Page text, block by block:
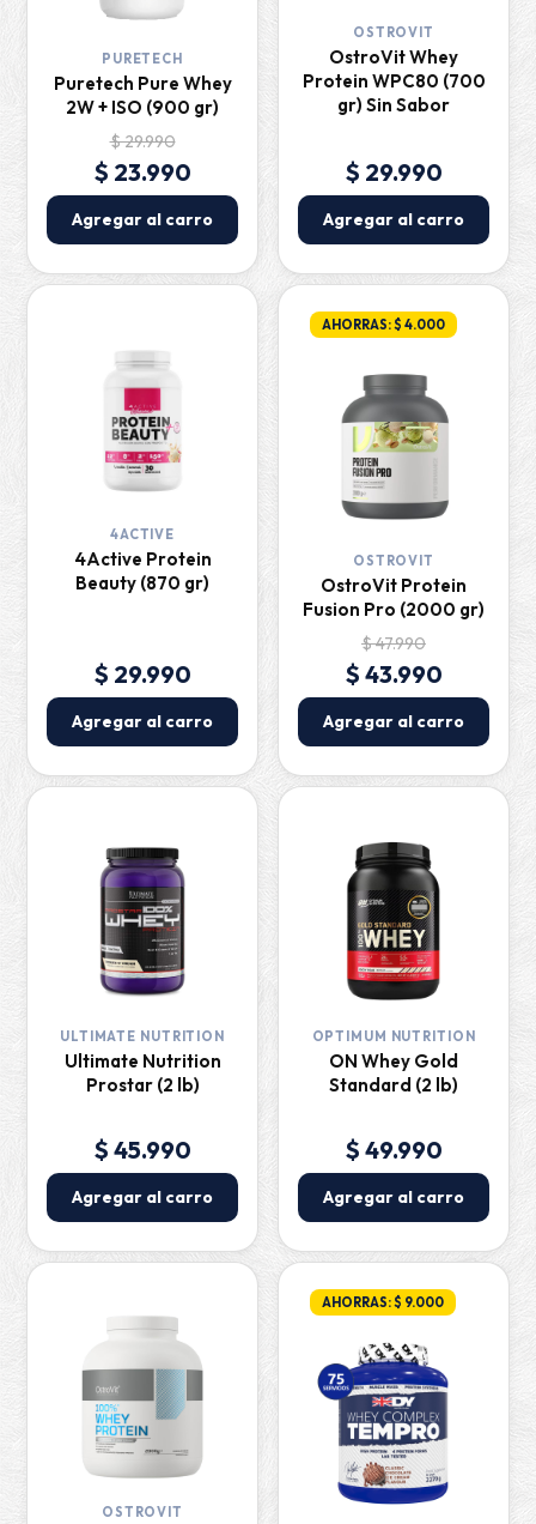
PURETECH
Puretech Pure Whey
2W + ISO (900 gr)
$ 29.990
$ 23.990
Agregar al carro
OSTROVIT
OstroVit Whey
Protein WPC80 (700
gr) Sin Sabor
$ 29.990
Agregar al carro
4ACTIVE
4Active Protein
Beauty (870 gr)
$ 29.990
Agregar al carro
AHORRAS: $ 4.000
OSTROVIT
OstroVit Protein
Fusion Pro (2000 gr)
$ 47.990
$ 43.990
Agregar al carro
ULTIMATE NUTRITION
Ultimate Nutrition
Prostar (2 lb)
$ 45.990
Agregar al carro
OPTIMUM NUTRITION
ON Whey Gold
Standard (2 lb)
$ 49.990
Agregar al carro
OSTROVIT
AHORRAS: $ 9.000